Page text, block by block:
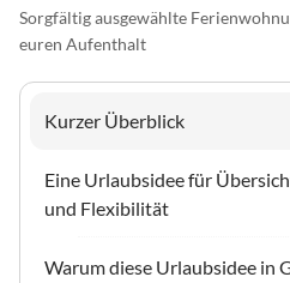
Sorgfältig ausgewählte
euren Aufenthalt
Kurzer Überblick
Eine Urlaubsidee für
und Flexibilität
Warum diese Urlaubsidee in